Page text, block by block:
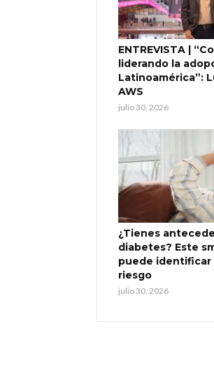
ENTREVISTA |
liderando la
Latinoamérica”:
AWS
julio 30, 2026
¿Tienes
diabetes? Este
puede identificar
riesgo
julio 30, 2026